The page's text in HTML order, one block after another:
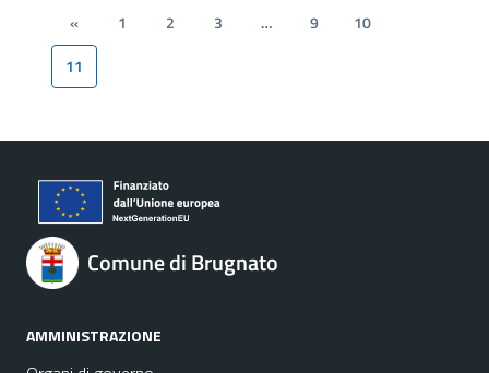
« 1 2 3 … 9
10
11
Comune di Brugnato
AMMINISTRAZIONE